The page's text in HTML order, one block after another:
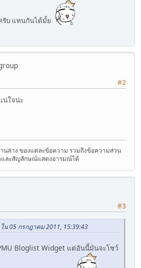
รับ แทนกันได้มั้ย
#2
น่ใจน่ะ
นล่าง ของแต่ละข้อความ รวมถึงข้อความส่วน
และสัญลักษณ์แสดงอารมณ์ได้
#3
น 05 กรกฎาคม 2011, 15:39:43
Bloglist Widget แต่อันนี้มันจะโชว์